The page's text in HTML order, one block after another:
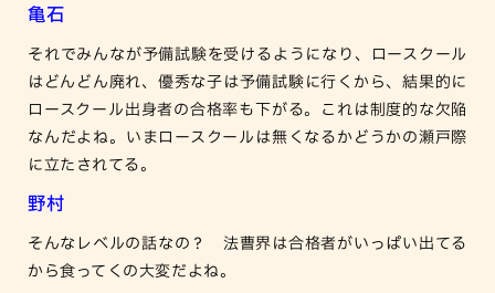
亀石
それでみんなが予備試験を受けるようになり、ロースクール
はどんどん廃れ、優秀な子は予備試験に行くから、結果的に
ロースクール出身者の合格率も下がる。これは制度的な欠陥
なんだよね。いまロースクールは無くなるかどうかの瀬戸際
に立たされてる。
野村
そんなレベルの話なの？ 法曹界は合格者がいっぱい出てる
から食ってくの大変だよね。